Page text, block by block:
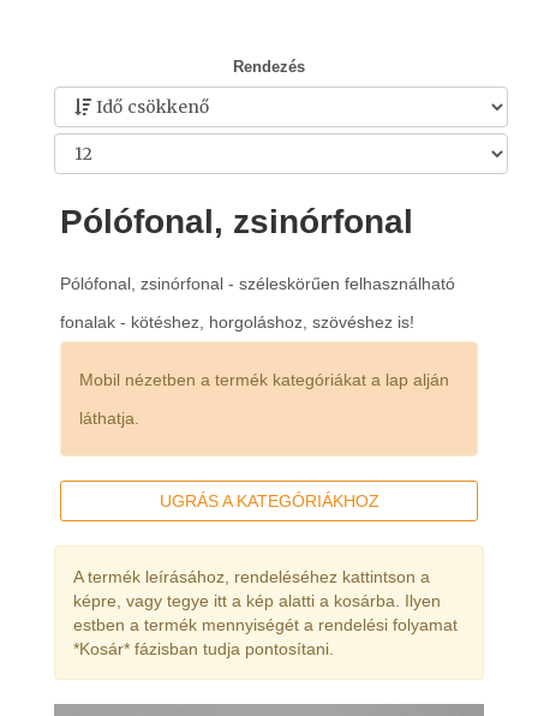
Rendezés
Pólófonal, zsinórfonal
Pólófonal, zsinórfonal - széleskörűen felhasználható
fonalak - kötéshez, horgoláshoz, szövéshez is!
Mobil nézetben a termék kategóriákat a lap alján
láthatja.
UGRÁS A KATEGÓRIÁKHOZ
A termék leírásához, rendeléséhez kattintson a
képre, vagy tegye itt a kép alatti a kosárba. Ilyen
estben a termék mennyiségét a rendelési folyamat
*Kosár* fázisban tudja pontosítani.